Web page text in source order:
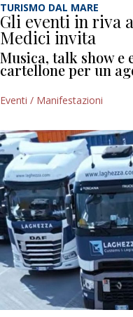
TURISMO DAL MARE
Gli eventi in riva
Medici invita
Musica, talk show e
cartellone per un
Eventi / Manifestazioni